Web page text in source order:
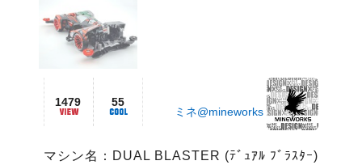
1479 55
ミネ@mineworks
マシン名：DUAL BLASTER (ﾃﾞｭｱﾙ ﾌﾞﾗｽﾀｰ)